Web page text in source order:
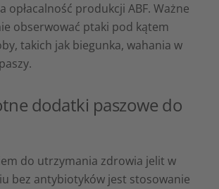
opłacalność produkcji ABF. Ważne
obserwować ptaki pod kątem
takich jak biegunka, wahania w
dodatki paszowe do
do utrzymania zdrowia jelit w
bez antybiotyków jest stosowanie